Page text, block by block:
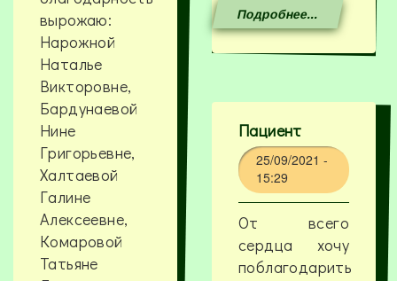
вырожаю:
Нарожной
Наталье
Викторовне,
Бардунаевой
Нине
Григорьевне,
Халтаевой
Галине
Алексеевне,
Комаровой
Татьяне
Подробнее...
Пациент
25/09/2021 -
15:29
От всего
сердца хочу
поблагодарить